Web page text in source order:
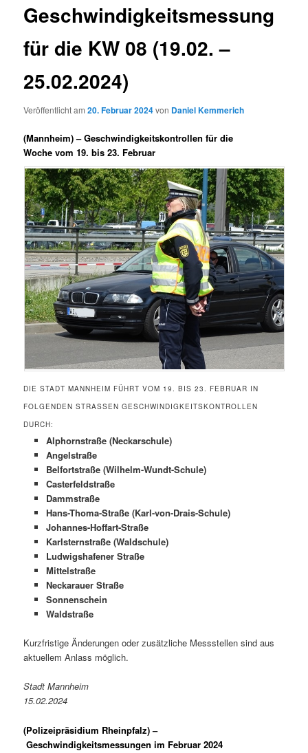
Geschwindigkeitsmessung
für die KW 08 (19.02. –
25.02.2024)
Veröffentlicht am20. Februar 2024von Daniel Kemmerich
(Mannheim) –Geschwindigkeitskontrollen für die
Woche vom 19. bis 23. Februar
DIE STADT MANNHEIM FÜHRT VOM 19. BIS 23. FEBRUAR IN
FOLGENDEN STRASSEN GESCHWINDIGKEITSKONTROLLEN D
URCH:
Alphornstraße (Neckarschule)
Angelstraße
Belfortstraße (Wilhelm-Wundt-Schule)
Casterfeldstraße
Dammstraße
Hans-Thoma-Straße (Karl-von-Drais-Schule)
Johannes-Hoffart-Straße
Karlsternstraße (Waldschule)
Ludwigshafener Straße
Mittelstraße
Neckarauer Straße
Sonnenschein
Waldstraße
Kurzfristige Änderungen oder zusätzliche Messstellen sind aus
aktuellem Anlass möglich.
Stadt Mannheim
15.02.2024
(Polizeipräsidium Rheinpfalz) –
Geschwindigkeitsmessungen im Februar 2024